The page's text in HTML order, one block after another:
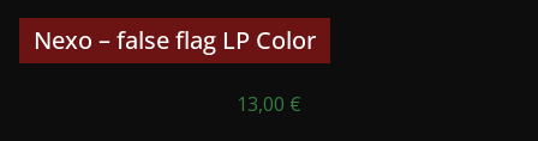
Nexo – false flag LP Color
13,00 €